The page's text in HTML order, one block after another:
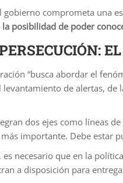
gobierno comprometa una
posibilidad de poder
“busca abordar el
de alertas,
dos ejes como líneas de
importante. Debe estar
necesario que en la
a disposición para